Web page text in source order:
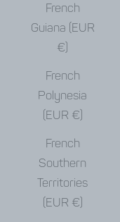
French
Guiana (EUR
€)
French
Polynesia
(EUR €)
French
Southern
Territories
(EUR €)